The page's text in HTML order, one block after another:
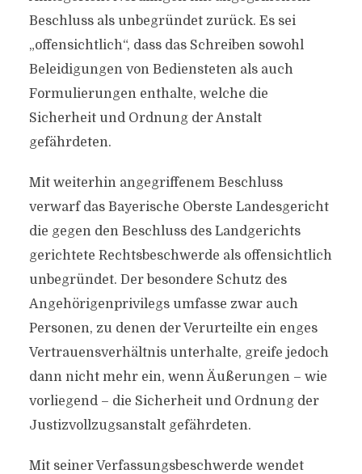
Beschluss als unbegründet zurück. Es sei
„offensichtlich“, dass das Schreiben sowohl
Beleidigungen von Bediensteten als auch
Formulierungen enthalte, welche die
Sicherheit und Ordnung der Anstalt
gefährdeten.
Mit weiterhin angegriffenem Beschluss
verwarf das Bayerische Oberste Landesgericht
die gegen den Beschluss des Landgerichts
gerichtete Rechtsbeschwerde als offensichtlich
unbegründet. Der besondere Schutz des
Angehörigenprivilegs umfasse zwar auch
Personen, zu denen der Verurteilte ein enges
Vertrauensverhältnis unterhalte, greife jedoch
dann nicht mehr ein, wenn Äußerungen – wie
vorliegend – die Sicherheit und Ordnung der
Justizvollzugsanstalt gefährdeten.
Mit seiner Verfassungsbeschwerde wendet